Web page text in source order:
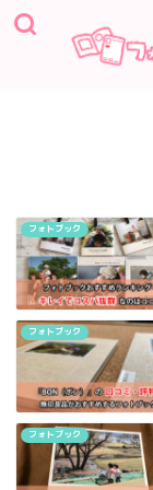
フォトブック
フォトブック
フォトブック